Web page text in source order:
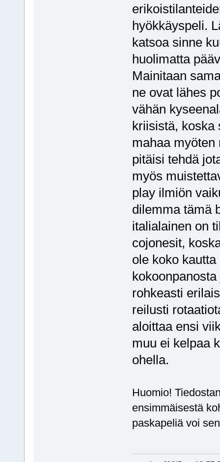
hyökkäyspeli.
katsoa sinne
huolimatta
Mainitaan
ne ovat lähes
vähän
kriisistä, koska
mahaa
pitäisi tehdä
myös
play ilmiön
dilemma tämä
italialainen on
cojonesit,
ole koko
rohkeasti
reilusti
aloittaa ensi
muu ei kelpaa
ohella.
Huomio!
ensimmäisestä
paskapeliä voi